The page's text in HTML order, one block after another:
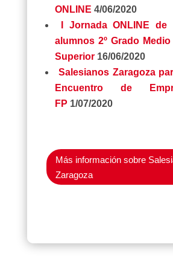
ONLINE 4/06/2020
I Jornada ONLINE de
alumnos 2º Grado
Superior16/06/2020
Salesianos Zaragoza
Encuentro de
FP 1/07/2020
Más información sobre
Zaragoza